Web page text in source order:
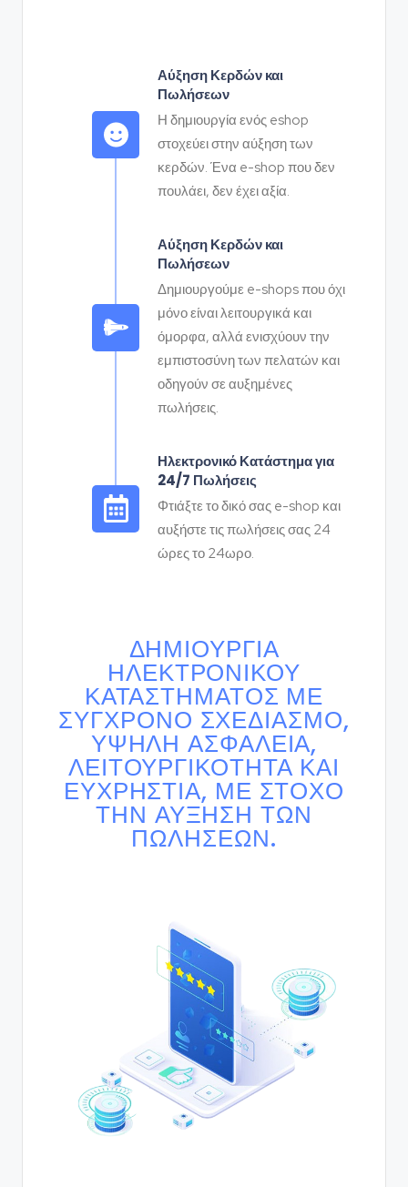
Αύξηση Κερδών και
Πωλήσεων
Η δημιουργία ενός eshop
στοχεύει στην αύξηση των
κερδών. Ένα e-shop που δεν
πουλάει, δεν έχει αξία.
Αύξηση Κερδών και
Πωλήσεων
Δημιουργούμε e-shops που όχι
μόνο είναι λειτουργικά και
όμορφα, αλλά ενισχύουν την
εμπιστοσύνη των πελατών και
οδηγούν σε αυξημένες
πωλήσεις.
Ηλεκτρονικό Κατάστημα για
24/7 Πωλήσεις
Φτιάξτε το δικό σας e-shop και
αυξήστε τις πωλήσεις σας 24
ώρες το 24ωρο.
ΔΗΜΙΟΥΡΓΊΑ
ΗΛΕΚΤΡΟΝΙΚΟΎ
ΚΑΤΑΣΤΉΜΑΤΟΣ ΜΕ
ΣΎΓΧΡΟΝΟ ΣΧΕΔΙΑΣΜΌ,
ΥΨΗΛΉ ΑΣΦΆΛΕΙΑ,
ΛΕΙΤΟΥΡΓΙΚΌΤΗΤΑ ΚΑΙ
ΕΥΧΡΗΣΤΊΑ, ΜΕ ΣΤΌΧΟ
ΤΗΝ ΑΎΞΗΣΗ ΤΩΝ
ΠΩΛΉΣΕΩΝ.